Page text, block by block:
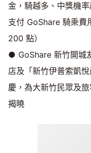
金，騎越多、中獎機
支付 GoShare 騎乘費
200 點）
● GoShare 新竹開城
店及「新竹伊普索凱
慶，為大新竹民眾及
揭曉